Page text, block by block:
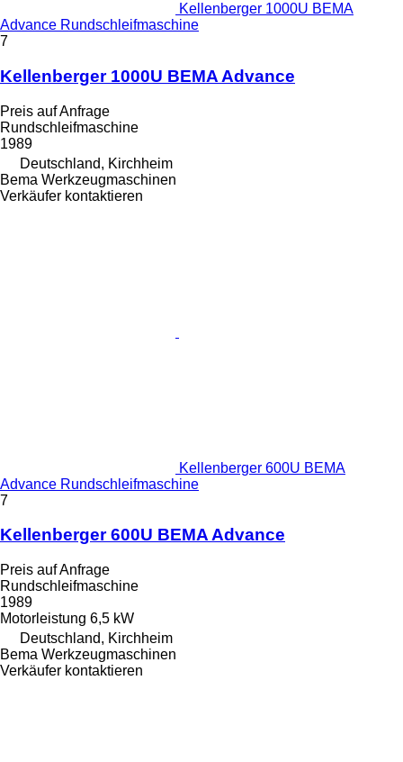
Kellenberger 1000U BEMA
Advance Rundschleifmaschine
7
Kellenberger 1000U BEMA Advance
Preis auf Anfrage
Rundschleifmaschine
1989
Deutschland, Kirchheim
Bema Werkzeugmaschinen
Verkäufer kontaktieren
Kellenberger 600U BEMA
Advance Rundschleifmaschine
7
Kellenberger 600U BEMA Advance
Preis auf Anfrage
Rundschleifmaschine
1989
Motorleistung 6,5 kW
Deutschland, Kirchheim
Bema Werkzeugmaschinen
Verkäufer kontaktieren